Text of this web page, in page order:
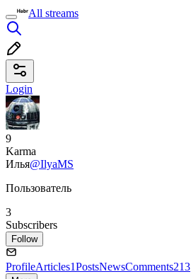
All streams
Login
9
Karma
Илья@IlyaMS
Пользователь
3
Subscribers
Follow
ProfileArticles1PostsNewsComments213